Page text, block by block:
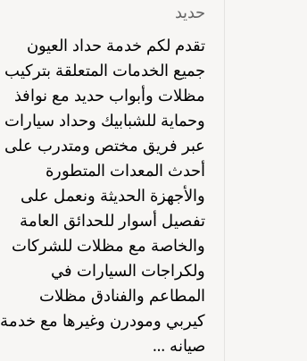
حديد
تقدم لكم خدمة حداد العيون
جميع الخدمات المتعلقة بتركيب
مظلات وأبواب حديد مع نوافذ
وحماية للشبابيك وحداد سيارات
عبر فريق مختص ومتدرب على
أحدث المعدات المتطورة
والأجهزة الحديثة ونعمل على
تفصيل أسوار للحدائق العامة
والخاصة مع مظلات للشركات
ولكراجات السيارات في
المطاعم والفنادق مظلات
كيربي ومودرن وغيرها مع خدمة
صيانه …